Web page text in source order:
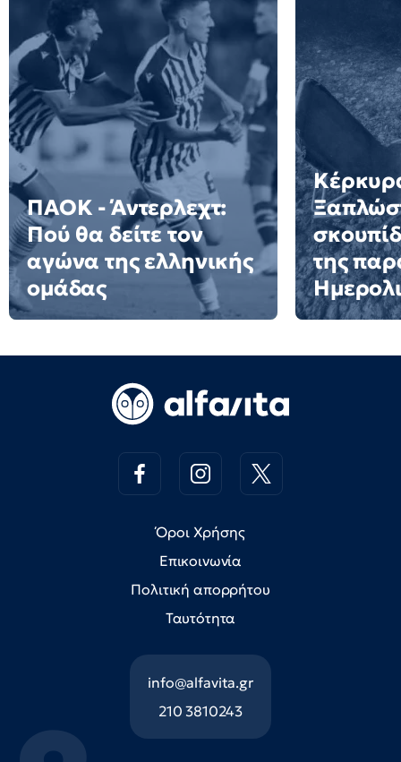
ΠΑΟΚ - Άντερλεχτ:
Πού θα δείτε τον
αγώνα της ελληνικής
ομάδας
της
Όροι Χρήσης
Επικοινωνία
Πολιτική απορρήτου
Ταυτότητα
info@alfavita.gr
210 3810243